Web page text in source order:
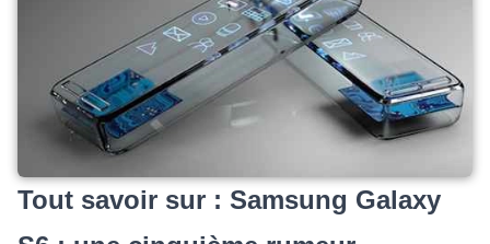
Tout savoir sur : Samsung Galaxy